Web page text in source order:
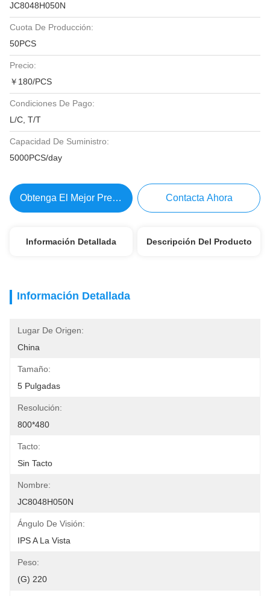
JC8048H050N
Cuota De Producción:
50PCS
Precio:
￥180/PCS
Condiciones De Pago:
L/C, T/T
Capacidad De Suministro:
5000PCS/day
Obtenga El Mejor Precio Contacta Ahora
Información Detallada Descripción Del Producto
Información Detallada
Lugar De Origen:
China
Tamaño:
5 Pulgadas
Resolución:
800*480
Tacto:
Sin Tacto
Nombre:
JC8048H050N
Ángulo De Visión:
IPS A La Vista
Peso:
(G) 220